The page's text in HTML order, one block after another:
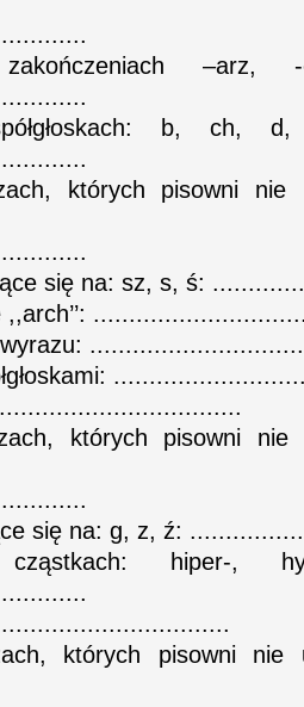
–arz,
b,
których pisowni nie
się na: sz, s, ś:
,,arch’’:
wyrazu:
których pisowni nie
się na: g, z, ź:
hiper-,
których pisowni nie